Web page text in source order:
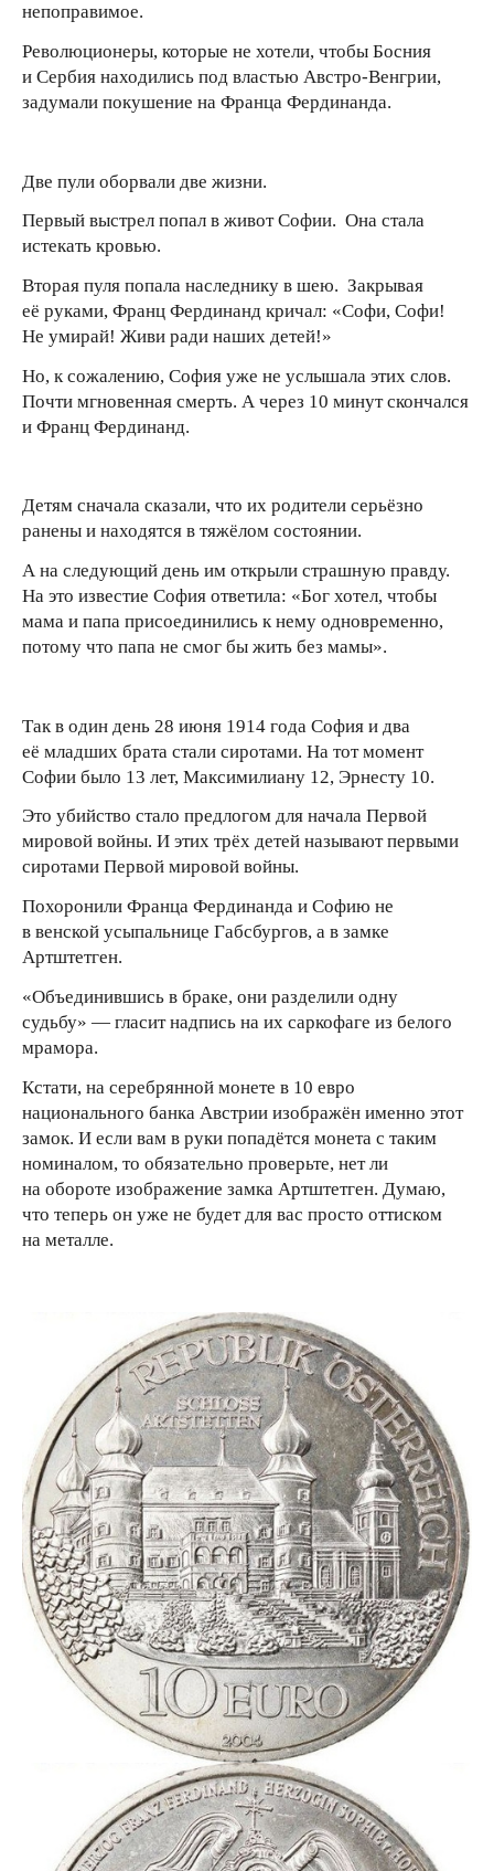
непоправимое.
Революционеры, которые не хотели, чтобы Босния
и Сербия находились под властью Австро-Венгрии,
задумали покушение на Франца Фердинанда.
Две пули оборвали две жизни.
Первый выстрел попал в живот Софии. Она стала
истекать кровью.
Вторая пуля попала наследнику в шею. Закрывая
её руками, Франц Фердинанд кричал: «Софи, Софи!
Не умирай! Живи ради наших детей!»
Но, к сожалению, София уже не услышала этих слов.
Почти мгновенная смерть. А через 10 минут скончался
и Франц Фердинанд.
Детям сначала сказали, что их родители серьёзно
ранены и находятся в тяжёлом состоянии.
А на следующий день им открыли страшную правду.
На это известие София ответила: «Бог хотел, чтобы
мама и папа присоединились к нему одновременно,
потому что папа не смог бы жить без мамы».
Так в один день 28 июня 1914 года София и два
её младших брата стали сиротами. На тот момент
Софии было 13 лет, Максимилиану 12, Эрнесту 10.
Это убийство стало предлогом для начала Первой
мировой войны. И этих трёх детей называют первыми
сиротами Первой мировой войны.
Похоронили Франца Фердинанда и Софию не
в венской усыпальнице Габсбургов, а в замке
Артштетген.
«Объединившись в браке, они разделили одну
судьбу» — гласит надпись на их саркофаге из белого
мрамора.
Кстати, на серебрянной монете в 10 евро
национального банка Австрии изображён именно этот
замок. И если вам в руки попадётся монета с таким
номиналом, то обязательно проверьте, нет ли
на обороте изображение замка Артштетген. Думаю,
что теперь он уже не будет для вас просто оттиском
на металле.